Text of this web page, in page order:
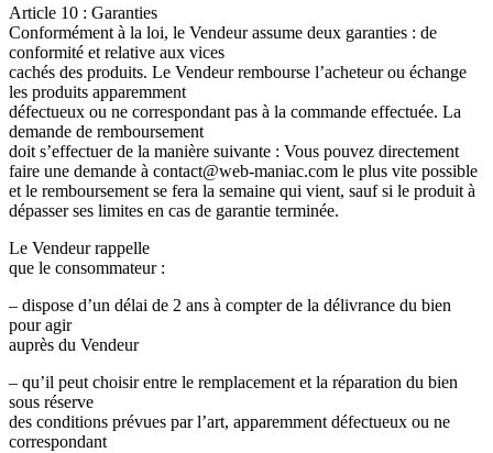
Article 10 : Garanties
Conformément à la loi, le Vendeur assume deux garanties : de
conformité et relative aux vices
cachés des produits. Le Vendeur rembourse l’acheteur ou échange
les produits apparemment
défectueux ou ne correspondant pas à la commande effectuée. La
demande de remboursement
doit s’effectuer de la manière suivante : Vous pouvez directement
faire une demande à contact@web-maniac.com le plus vite possible
et le remboursement se fera la semaine qui vient, sauf si le produit à
dépasser ses limites en cas de garantie terminée.
Le Vendeur rappelle
que le consommateur :
– dispose d’un délai de 2 ans à compter de la délivrance du bien
pour agir
auprès du Vendeur
– qu’il peut choisir entre le remplacement et la réparation du bien
sous réserve
des conditions prévues par l’art, apparemment défectueux ou ne
correspondant